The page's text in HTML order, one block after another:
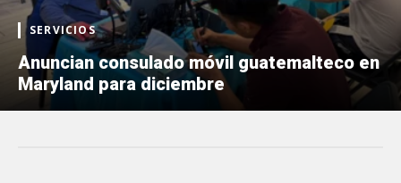
SERVICIOS
Anuncian consulado móvil guatemalteco en
Maryland para diciembre